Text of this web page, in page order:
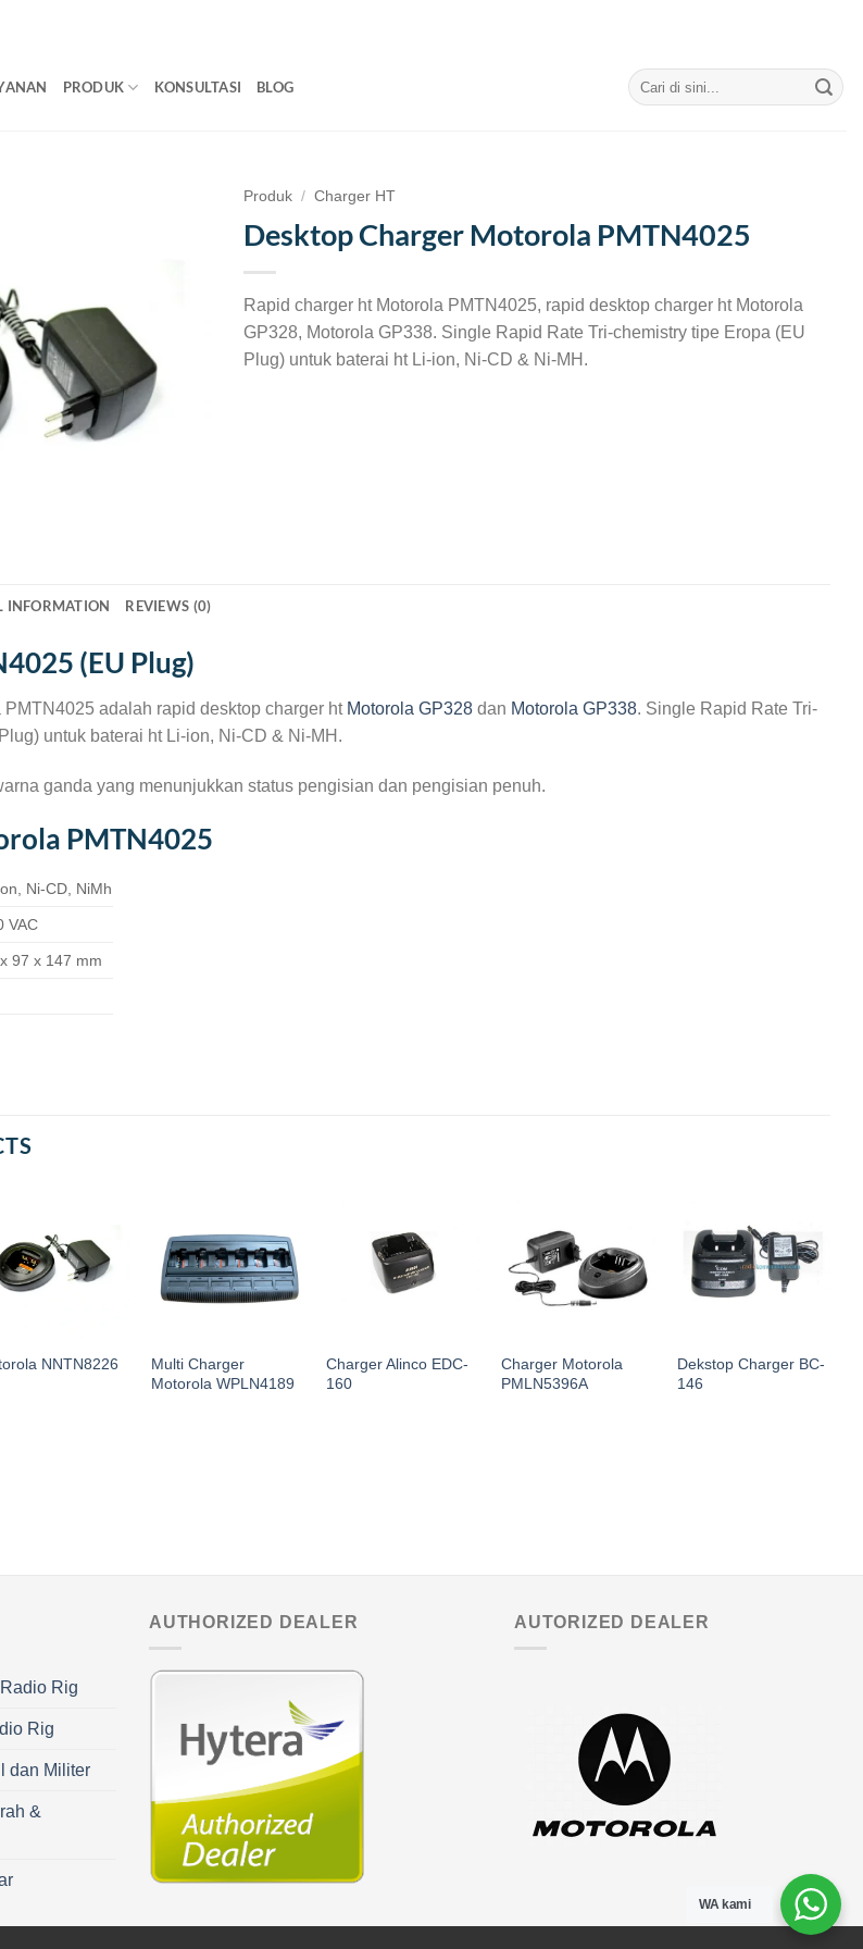
PRODUK KONSULTASI BLOG
Search
for:
Produk / Charger HT
Desktop Charger Motorola PMTN4025
Rapid charger ht Motorola PMTN4025, rapid desktop charger ht Motorola
GP328, Motorola GP338. Single Rapid Rate Tri-chemistry tipe Eropa (EU
Plug) untuk baterai ht Li-ion, Ni-CD & Ni-MH.
INFORMATION REVIEWS (0)
(EU Plug)
PMTN4025 adalah rapid desktop charger ht Motorola GP328 dan Motorola GP338. Single Rapid Rate Tri-
untuk baterai ht Li-ion, Ni-CD & Ni-MH.
ganda yang menunjukkan status pengisian dan pengisian penuh.
PMTN4025
Ni-CD, NiMh
VAC
97 x 147 mm
NNTN8226
Multi Charger
Motorola WPLN4189
Charger Alinco EDC-
160
Charger Motorola
PMLN5396A
Dekstop Charger BC-
146
Rig
Rig
dan Militer
&
AUTHORIZED DEALER AUTORIZED DEALER
WA kami